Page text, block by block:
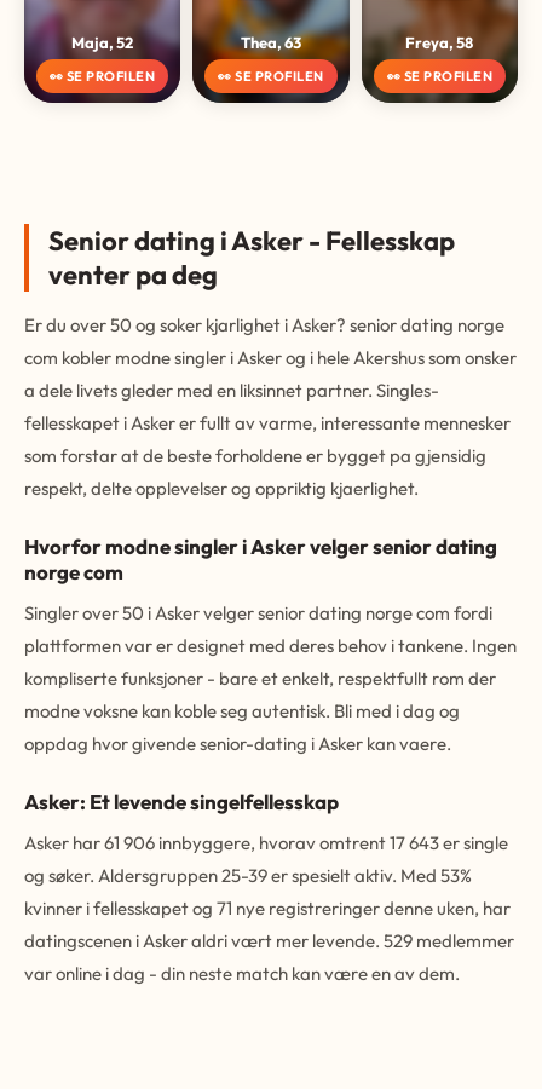
Maja, 52
👀 SE PROFILEN
Thea, 63
👀 SE PROFILEN
Freya, 58
👀 SE PROFILEN
Senior dating i Asker - Fellesskap
venter pa deg
Er du over 50 og soker kjarlighet i Asker? senior dating norge
com kobler modne singler i Asker og i hele Akershus som onsker
a dele livets gleder med en liksinnet partner. Singles-
fellesskapet i Asker er fullt av varme, interessante mennesker
som forstar at de beste forholdene er bygget pa gjensidig
respekt, delte opplevelser og oppriktig kjaerlighet.
Hvorfor modne singler i Asker velger senior dating
norge com
Singler over 50 i Asker velger senior dating norge com fordi
plattformen var er designet med deres behov i tankene. Ingen
kompliserte funksjoner - bare et enkelt, respektfullt rom der
modne voksne kan koble seg autentisk. Bli med i dag og
oppdag hvor givende senior-dating i Asker kan vaere.
Asker: Et levende singelfellesskap
Asker har 61 906 innbyggere, hvorav omtrent 17 643 er single
og søker. Aldersgruppen 25-39 er spesielt aktiv. Med 53%
kvinner i fellesskapet og 71 nye registreringer denne uken, har
datingscenen i Asker aldri vært mer levende. 529 medlemmer
var online i dag - din neste match kan være en av dem.